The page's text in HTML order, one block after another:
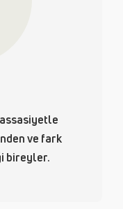
ve fark
bireyler.